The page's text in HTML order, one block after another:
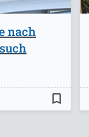
nach
bookmark_border